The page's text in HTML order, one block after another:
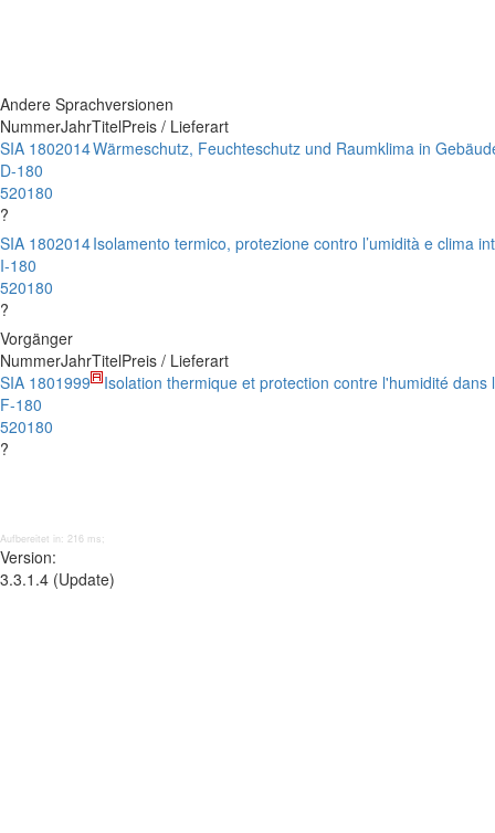
Andere Sprachversionen
NummerJahrTitelPreis / Lieferart
SIA 180
D-180
520180
?
2014Wärmeschutz, Feuchteschutz und Raumklima in
SIA 180
I-180
520180
?
2014Isolamento termico, protezione contro l’umidità e clima
Vorgänger
NummerJahrTitelPreis / Lieferart
SIA 180
F-180
520180
?
1999 Isolation thermique et protection contre l'humidité dans
Aufbereitet in: 216 ms;
Version:
3.3.1.4 (Update)